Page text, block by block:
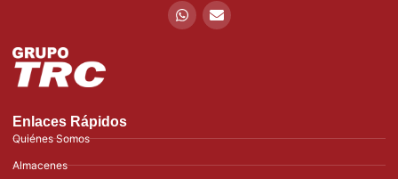
Enlaces Rápidos
Quiénes Somos
Almacenes